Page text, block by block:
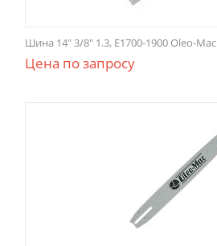
Шина 14" 3/8" 1.3, E1700-1900 Oleo-Mac
Цена по запросу